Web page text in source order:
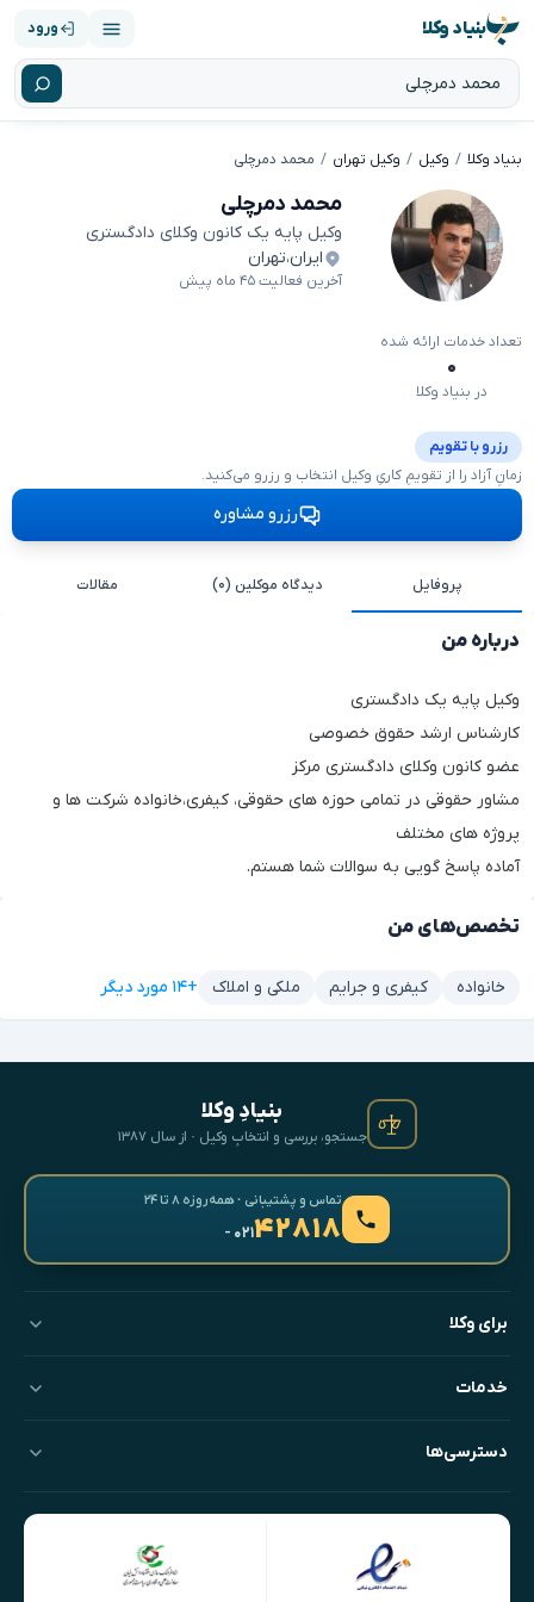
بنیاد وکلا ورود
بنیاد وکلا وکیل وکیل تهران محمد دمرچلی
محمد دمرچلی
وکیل پایه یک کانون وکلای دادگستری
ایران،تهران
آخرین فعالیت ۴۵ ماه پیش
تعداد خدمات ارائه شده
۰
در بنیاد وکلا
رزرو با تقویم
زمانِ آزاد را از تقویمِ کاریِ وکیل انتخاب و رزرو می‌کنید.
رزرو مشاوره
پروفایل دیدگاه موکلین (۰) مقالات
درباره من
وکیل پایه یک دادگستری
کارشناس ارشد حقوق خصوصی
عضو کانون وکلای دادگستری مرکز
مشاور حقوقی در تمامی حوزه های حقوقی، کیفری،خانواده شرکت ها و
پروژه های مختلف
آماده پاسخ گویی به سوالات شما هستم.
تخصص‌های من
خانواده کیفری و جرایم ملکی و املاک +۱۴ مورد دیگر
بنیادِ وکلا
جستجو، بررسی و انتخابِ وکیل · از سال ۱۳۸۷
تماس و پشتیبانی · همه‌روزه ۸ تا ۲۴
۴۲۸۱۸- ۰۲۱
برای وکلا
خدمات
دسترسی‌ها